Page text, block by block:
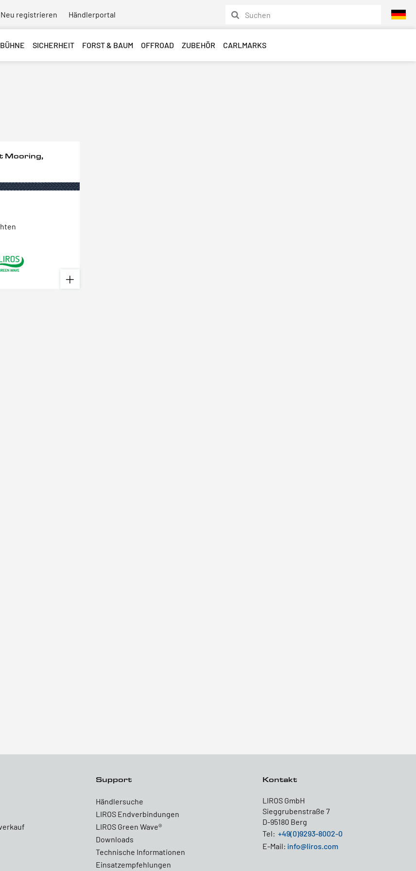
Neu registrieren Händlerportal
SICHERHEIT FORST & BAUM OFFROAD ZUBEHÖR CARLMARKS
Mooring,
Support
Händlersuche
LIROS Endverbindungen
LIROS Green Wave®
Downloads
Technische Informationen
Einsatzempfehlungen
Kontakt
LIROS GmbH
Sieggrubenstraße 7
D-95180 Berg
Tel: +49(0)9293-8002-0
E-Mail: info@liros.com